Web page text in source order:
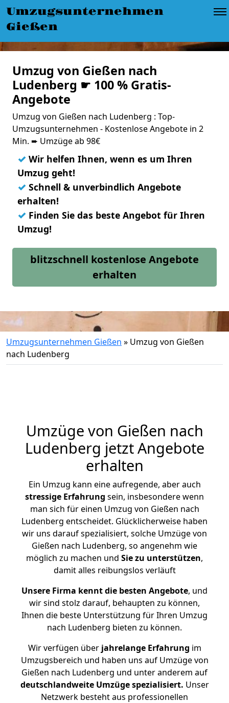
Umzugsunternehmen
Gießen
Umzug von Gießen nach
Ludenberg ☛ 100 % Gratis-
Angebote
Umzug von Gießen nach Ludenberg : Top-
Umzugsunternehmen - Kostenlose Angebote in 2
Min. ➨ Umzüge ab 98€
✓ Wir helfen Ihnen, wenn es um Ihren
Umzug geht!
✓ Schnell & unverbindlich Angebote
erhalten!
✓ Finden Sie das beste Angebot für Ihren
Umzug!
blitzschnell kostenlose Angebote
erhalten
Umzugsunternehmen Gießen » Umzug von Gießen
nach Ludenberg
Umzüge von Gießen nach
Ludenberg jetzt Angebote
erhalten
Ein Umzug kann eine aufregende, aber auch
stressige Erfahrung sein, insbesondere wenn
man sich für einen Umzug von Gießen nach
Ludenberg entscheidet. Glücklicherweise haben
wir uns darauf spezialisiert, solche Umzüge von
Gießen nach Ludenberg, so angenehm wie
möglich zu machen und Sie zu unterstützen,
damit alles reibungslos verläuft
Unsere Firma kennt die besten Angebote, und
wir sind stolz darauf, behaupten zu können,
Ihnen die beste Unterstützung für Ihren Umzug
nach Ludenberg bieten zu können.
Wir verfügen überjahrelange Erfahrung im
Umzugsbereich und haben uns auf Umzüge von
Gießen nach Ludenberg und unter anderem auf
deutschlandweite Umzüge spezialisiert. Unser
Netzwerk besteht aus professionellen